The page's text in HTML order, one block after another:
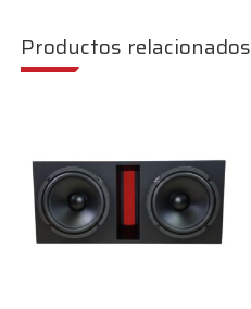
Productos relacionados